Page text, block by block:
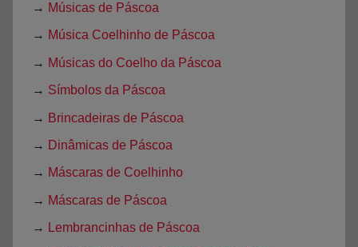
→ Músicas de Páscoa
→ Música Coelhinho de Páscoa
→ Músicas do Coelho da Páscoa
→ Símbolos da Páscoa
→ Brincadeiras de Páscoa
→ Dinâmicas de Páscoa
→ Máscaras de Coelhinho
→ Máscaras de Páscoa
→ Lembrancinhas de Páscoa